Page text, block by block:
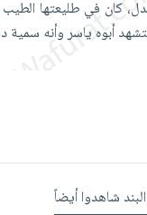
كان في طليعتها
أبوه ياسر وأنه سمية
شاهدوا أيضاً